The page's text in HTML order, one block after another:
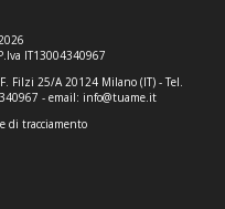
IT13004340967
Filzi 25/A 20124 Milano (IT) - Tel.
- email: info@tuame.it
di tracciamento